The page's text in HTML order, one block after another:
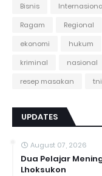
Bisnis
Ragam
Regional
ekonomi
hukum
kriminal
nasional
resep masakan
tni
UPDATES
August 07, 2026
Dua Pelajar
Lhoksukon